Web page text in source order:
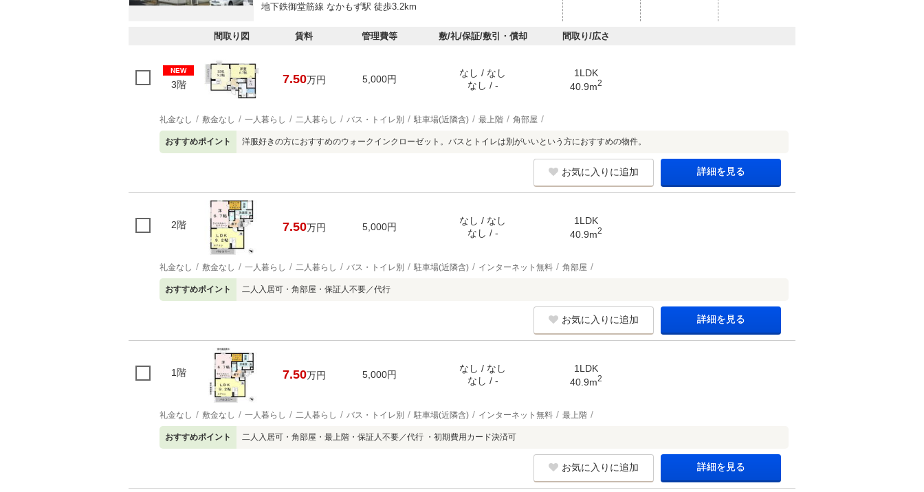
地下鉄御堂筋線 なかもず駅 徒歩3.2km
間取り図 賃料 管理費等 敷/礼/保証/敷引・償却 間取り/広さ
NEW
3階 7.50万円 5,000円
なし / なし
なし / -
1LDK
40.9m2
礼金なし 敷金なし 一人暮らし 二人暮らし バス・トイレ別 駐車場(近隣含) 最上階 角部屋
おすすめポイント 洋服好きの方におすすめのウォークインクローゼット。バスとトイレは別がいいという方におすすめの物件。
お気に入りに追加 詳細を見る
2階 7.50万円 5,000円
なし / なし
なし / -
1LDK
40.9m2
礼金なし 敷金なし 一人暮らし 二人暮らし バス・トイレ別 駐車場(近隣含) インターネット無料 角部屋
おすすめポイント 二人入居可・角部屋・保証人不要／代行
お気に入りに追加 詳細を見る
1階 7.50万円 5,000円
なし / なし
なし / -
1LDK
40.9m2
礼金なし 敷金なし 一人暮らし 二人暮らし バス・トイレ別 駐車場(近隣含) インターネット無料 最上階
おすすめポイント 二人入居可・角部屋・最上階・保証人不要／代行 ・初期費用カード決済可
お気に入りに追加 詳細を見る